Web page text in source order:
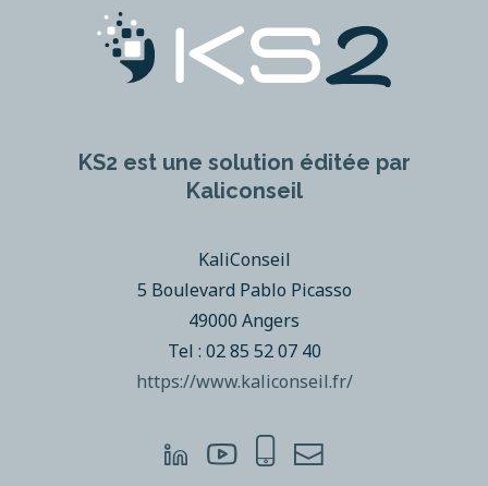
KS2 est une solution éditée par
Kaliconseil
KaliConseil
5 Boulevard Pablo Picasso
49000 Angers
Tel : 02 85 52 07 40
https://www.kaliconseil.fr/